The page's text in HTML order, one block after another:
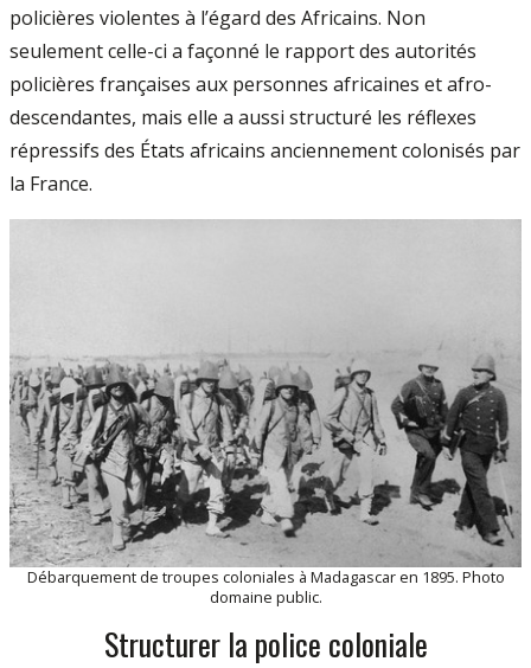
policières violentes à l’égard des Africains. Non
seulement celle-ci a façonné le rapport des autorités
policières françaises aux personnes africaines et afro-
descendantes, mais elle a aussi structuré les réflexes
répressifs des États africains anciennement colonisés par
la France.
Débarquement de troupes coloniales à Madagascar en 1895. Photo
domaine public.
Structurer la police coloniale